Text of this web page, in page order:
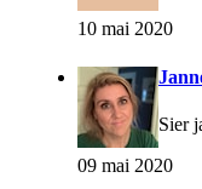
10 mai 2020
Sier
09 mai 2020